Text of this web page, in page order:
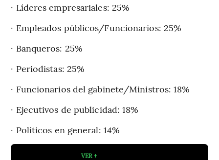
· Líderes empresariales: 25%
· Empleados públicos/Funcionarios: 25%
· Banqueros: 25%
· Periodistas: 25%
· Funcionarios del gabinete/Ministros: 18%
· Ejecutivos de publicidad: 18%
· Políticos en general: 14%
VER +